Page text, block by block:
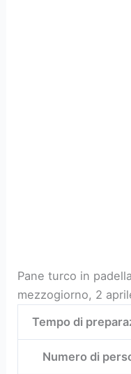
Pane turco in
mezzogiorno, 2
Tempo di
Numero di